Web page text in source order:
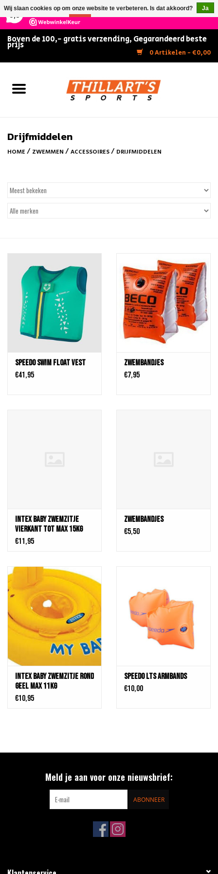
147 Reviews ×
Boven de 100,- gratis verzending, Gegarandeerd beste
prijs
0 Artikelen - €0,00
Home
Inline Skates
FITNESS & ULTIMATE SHAPE
Rolschaatsen
Merken
Drijfmiddelen
HOME / ZWEMMEN /ACCESSOIRES/ DRIJFMIDDELEN
Speedo SWIM Float Vest
€41,95
Zwembandjes
€7,95
Intex Baby Zwemzitje
Vierkant Tot Max 15KG
€11,95
Zwembandjes
€5,50
INTEX BABY ZWEMZITJE ROND
GEEL MAX 11KG
€10,95
Speedo LTS Armbands
€10,00
Meld je aan voor onze nieuwsbrief:
ABONNEER
Wij slaan cookies op om onze website te verbeteren. Is dat akkoord?
Ja
Nee